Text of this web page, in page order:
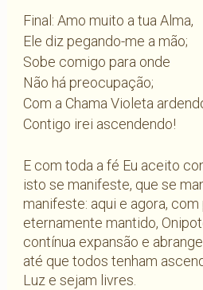
Final: Amo muito a tua Alma,
Ele diz pegando-me a mão;
Sobe comigo para onde
Não há preocupação;
Com a Chama Violeta
Contigo irei ascendendo!
E com toda a fé Eu aceito
isto se manifeste, que se
manifeste: aqui e agora, com
eternamente mantido,
contínua expansão e
até que todos tenham
Luz e sejam livres.